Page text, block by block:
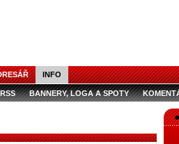
INFO
RSS BANNERY, LOGA A SPOTY